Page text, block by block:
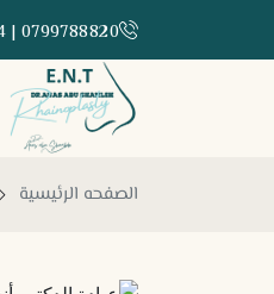
0799788820 | 0790098884
الصفحه الرئيسية